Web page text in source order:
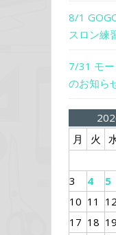
8/1
スロン練
7/31 モ
のお知ら
月
火
3
4 5
10 11 12
17 18 19